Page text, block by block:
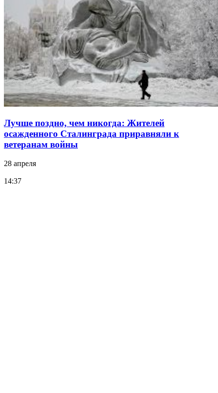
Лучше поздно, чем никогда: Жителей
осажденного Сталинграда приравняли к
ветеранам войны
28 апреля
14:37